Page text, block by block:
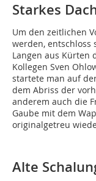
Starkes
Um den zeitlichen
werden, entschloss
Langen aus Kürten
Kollegen Sven
startete man auf
dem Abriss der
anderem auch die
Gaube mit dem
originalgetreu
Alte